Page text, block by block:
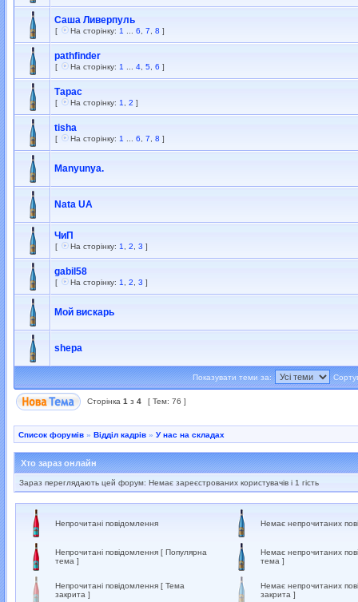
Саша Ливерпуль
[ На сторінку: 1 6 7 8 ]
pathfinder
[ На сторінку: 1 4 5 6 ]
Тарас
[ На сторінку: 1 2 ]
tisha
[ На сторінку: 1 6 7 8 ]
Manyunya.
Nata UA
ЧиП
[ На сторінку: 1 2 3 ]
gabil58
[ На сторінку: 1 2 3 ]
Мой вискарь
shepa
Показувати теми за:
Сторінка 1 з 4 [ Тем: 76 ]
Список форумів » Відділ кадрів » У нас на складах
Хто зараз онлайн
Зараз переглядають цей форум: Немає зареєстрованих користувачів і 1 гість
Непрочитані повідомлення Немає непрочитаних
Непрочитані повідомлення [ Популярна
тема ]
Немає непрочитаних
тема ]
Непрочитані повідомлення [ Тема
закрита ]
Немає непрочитаних
закрита ]